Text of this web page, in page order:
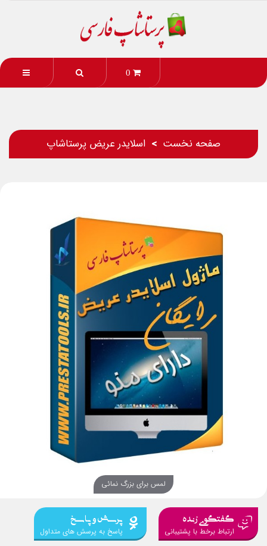
0
صفحه نخست اسلایدر عریض پرستاشاپ
لمس برای بزرگ نمائی
گفتگوی زنده
ارتباط برخط با پشتیبانی
پرسش و پاسخ
پاسخ به پرسش های متداول